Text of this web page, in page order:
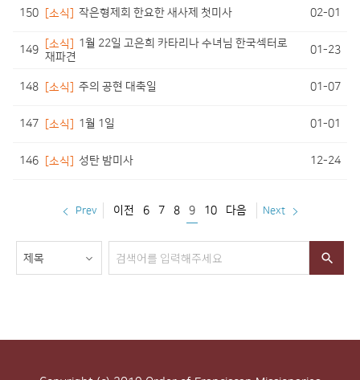
150 [소식] 작은형제회 한요한 새사제 첫미사 02-01
149 [소식] 1월 22일 고은희 카타리나 수녀님 한국섹터로
재파견
01-23
148 [소식] 주의 공현 대축일 01-07
147 [소식] 1월 1일 01-01
146 [소식] 성탄 밤미사 12-24
이전 6 7 8 9 10 다음